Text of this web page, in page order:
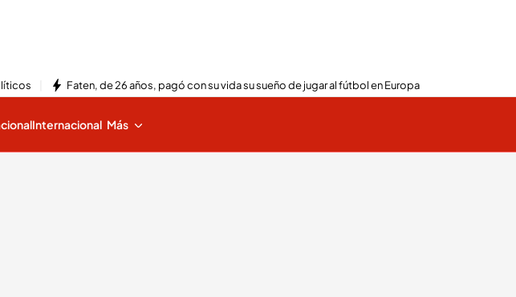
Faten, de 26 años, pagó con su vida su sueño de jugar al fútbol en Europa
Internacional Más